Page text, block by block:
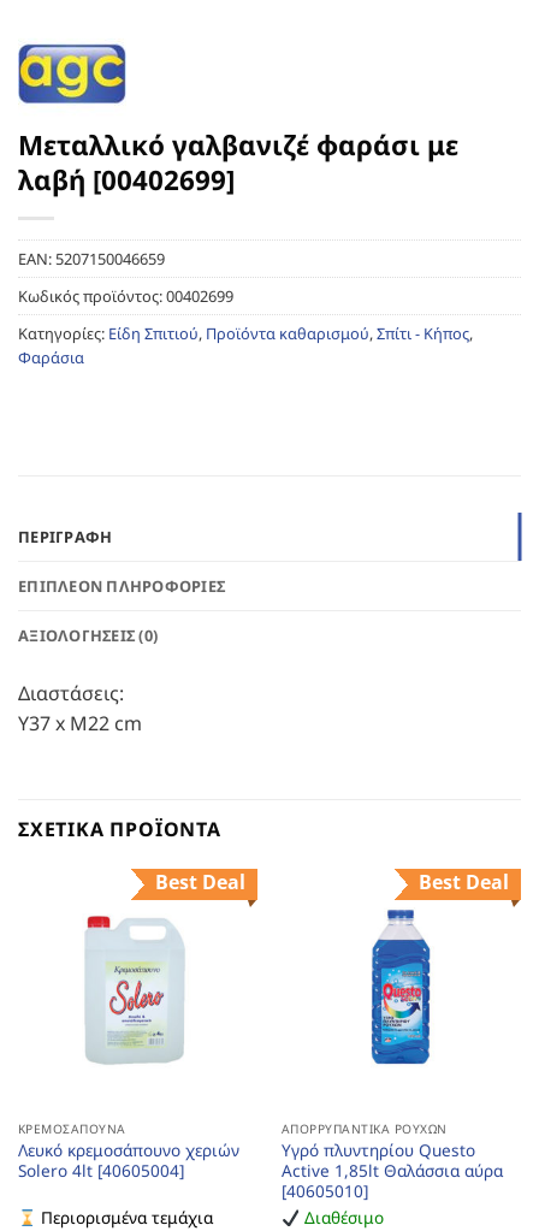
Μεταλλικό γαλβανιζέ φαράσι με
λαβή [00402699]
EAN:5207150046659
Κωδικός προϊόντος:00402699
Κατηγορίες: Είδη Σπιτιού, Προϊόντα καθαρισμού,Σπίτι - Κήπος,
Φαράσια
ΠΕΡΙΓΡΑΦΉ
ΕΠΙΠΛΈΟΝ ΠΛΗΡΟΦΟΡΊΕΣ
ΑΞΙΟΛΟΓΉΣΕΙΣ (0)
Διαστάσεις:
Υ37 x Μ22 cm
ΣΧΕΤΙΚΆ ΠΡΟΪΌΝΤΑ
Best Deal
ΚΡΕΜΟΣΆΠΟΥΝΑ
Λευκό κρεμοσάπουνο χεριών
Solero 4lt [40605004]
Περιορισμένα τεμάχια
Best Deal
ΑΠΟΡΡΥΠΑΝΤΙΚΆ ΡΟΎΧΩΝ
Υγρό πλυντηρίου Questo
Active 1,85lt Θαλάσσια αύρα
[40605010]
Διαθέσιμο